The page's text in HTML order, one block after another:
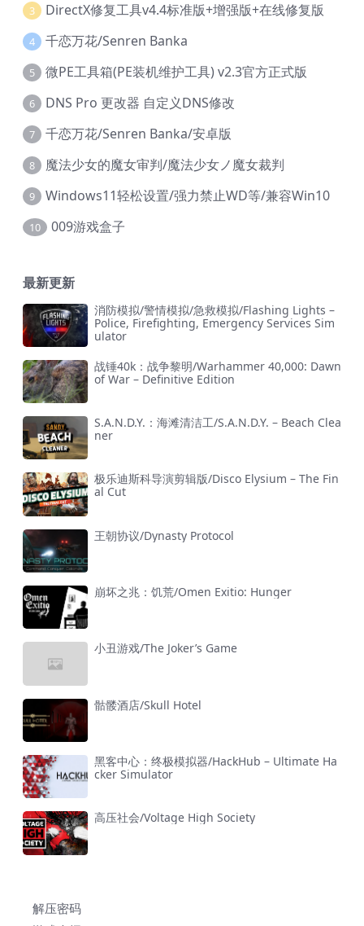
3 DirectX修复工具v4.4标准版+增强版+在线修复版
4 千恋万花/Senren Banka
5 微PE工具箱(PE装机维护工具) v2.3官方正式版
6 DNS Pro 更改器 自定义DNS修改
7 千恋万花/Senren Banka/安卓版
8 魔法少女的魔女审判/魔法少女ノ魔女裁判
9 Windows11轻松设置/强力禁止WD等/兼容Win10
10 009游戏盒子
最新更新
消防模拟/警情模拟/急救模拟/Flashing Lights –
Police, Firefighting, Emergency Services Sim
ulator
战锤40k：战争黎明/Warhammer 40,000: Dawn
of War – Definitive Edition
S.A.N.D.Y.：海滩清洁工/S.A.N.D.Y. – Beach Clea
ner
极乐迪斯科导演剪辑版/Disco Elysium – The Fin
al Cut
王朝协议/Dynasty Protocol
崩坏之兆：饥荒/Omen Exitio: Hunger
小丑游戏/The Joker’s Game
骷髅酒店/Skull Hotel
黑客中心：终极模拟器/HackHub – Ultimate Ha
cker Simulator
高压社会/Voltage High Society
解压密码